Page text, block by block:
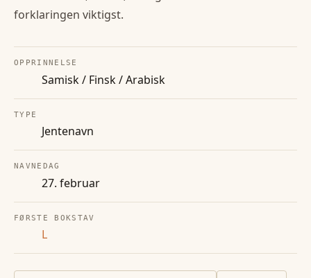
forklaringen viktigst.
OPPRINNELSE
Samisk / Finsk / Arabisk
TYPE
Jentenavn
NAVNEDAG
27. februar
FØRSTE BOKSTAV
L